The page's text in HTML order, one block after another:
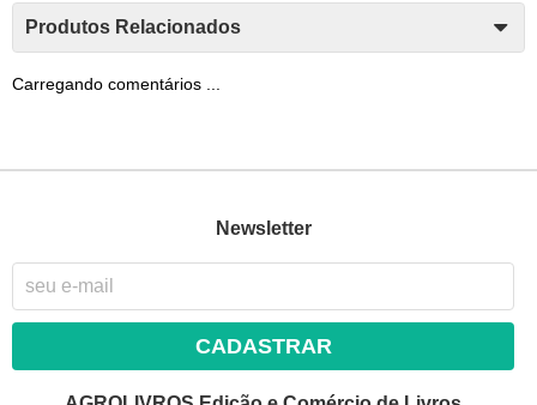
Produtos Relacionados
Carregando comentários ...
Newsletter
CADASTRAR